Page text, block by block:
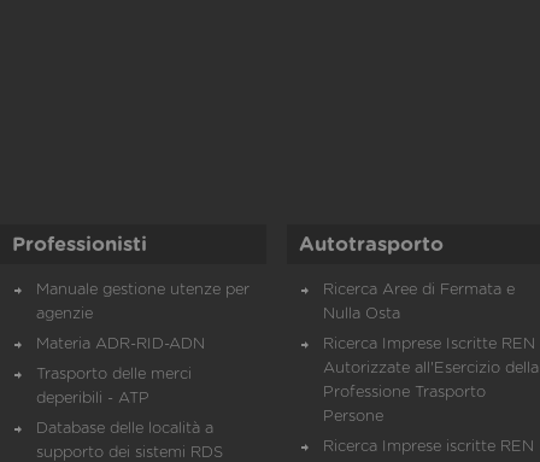
Professionisti
Manuale gestione utenze per
agenzie
Materia ADR-RID-ADN
Trasporto delle merci
deperibili - ATP
Database delle località a
supporto dei sistemi RDS
Autotrasporto
Ricerca Aree di Fermata e
Nulla Osta
Ricerca Imprese Iscritte REN
Autorizzate all'Esercizio della
Professione Trasporto
Persone
Ricerca Imprese iscritte REN